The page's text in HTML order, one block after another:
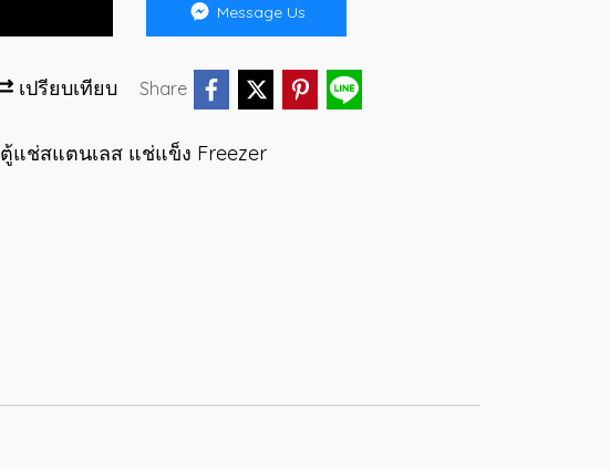
Message Us
เปรียบเทียบ Share
ตู้แช่สแตนเลส แช่แข็ง Freezer